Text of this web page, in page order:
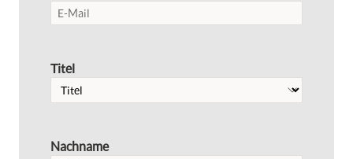
Titel
Nachname